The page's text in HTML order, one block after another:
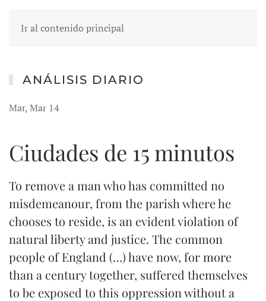
Ir al contenido principal
ANÁLISIS DIARIO
Mar, Mar 14
Ciudades de 15 minutos
To remove a man who has committed no
misdemeanour, from the parish where he
chooses to reside, is an evident violation of
natural liberty and justice. The common
people of England (…) have now, for more
than a century together, suffered themselves
to be exposed to this oppression without a